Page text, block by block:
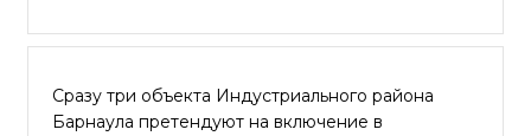
Сразу три объекта Индустриального района
Барнаула претендуют на включение в